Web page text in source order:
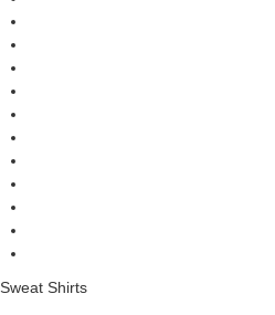
Sweat Shirts